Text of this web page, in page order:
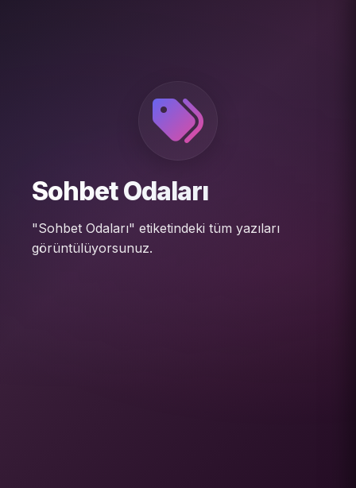
Sohbet Odaları
"Sohbet Odaları" etiketindeki tüm yazıları
görüntülüyorsunuz.